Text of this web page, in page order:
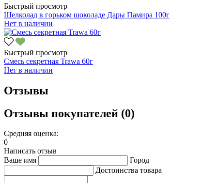
Быстрый просмотр
Шелколад в горьком шоколаде Дары Памира 100г
Нет в наличии
Быстрый просмотр
Смесь секретная Trawa 60г
Нет в наличии
Отзывы
Отзывы покупателей (0)
Средняя оценка:
0
Написать отзыв
Ваше имя
Город
Достоинства товара